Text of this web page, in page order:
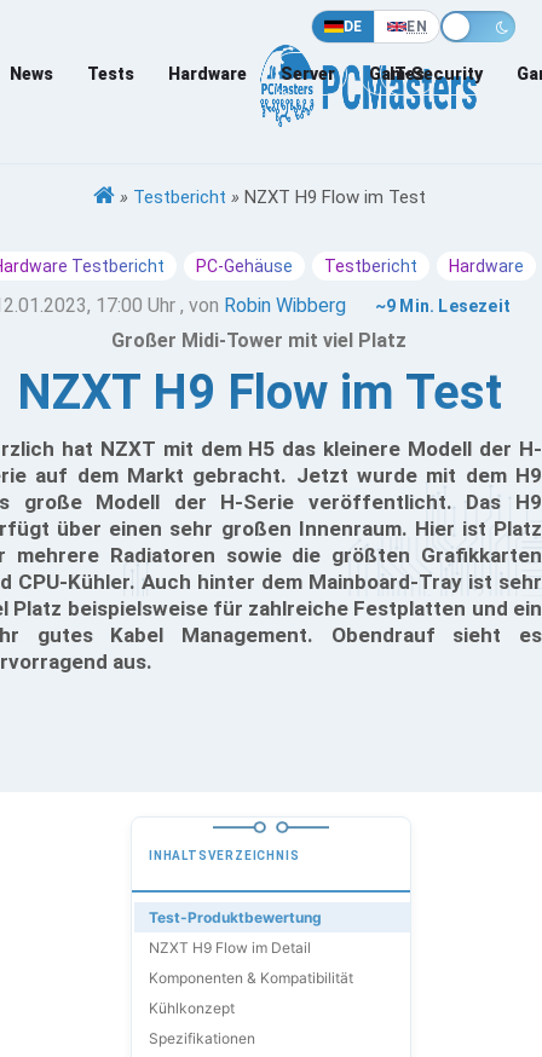
DE EN
News Tests Hardware Server Games
IT-Security
» Testbericht » NZXT H9 Flow im Test
Testbericht PC-Gehäuse Testbericht Hardware
17:00 Uhr , von Robin Wibberg ~9 Min. Lesezeit
Großer Midi-Tower mit viel Platz
NZXT H9 Flow im Test
hat NZXT mit dem H5 das kleinere Modell der H-
auf dem Markt gebracht. Jetzt wurde mit dem H9
große Modell der H-Serie veröffentlicht. Das H9
über einen sehr großen Innenraum. Hier ist Platz
mehrere Radiatoren sowie die größten Grafikkarten
CPU-Kühler. Auch hinter dem Mainboard-Tray ist sehr
Platz beispielsweise für zahlreiche Festplatten und ein
gutes Kabel Management. Obendrauf sieht es
aus.
INHALTSVERZEICHNIS
Test-Produktbewertung
NZXT H9 Flow im Detail
Komponenten & Kompatibilität
Kühlkonzept
Spezifikationen